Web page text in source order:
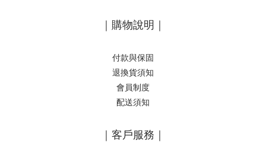
｜購物說明｜
付款與保固
退換貨須知
會員制度
配送須知
｜客戶服務｜